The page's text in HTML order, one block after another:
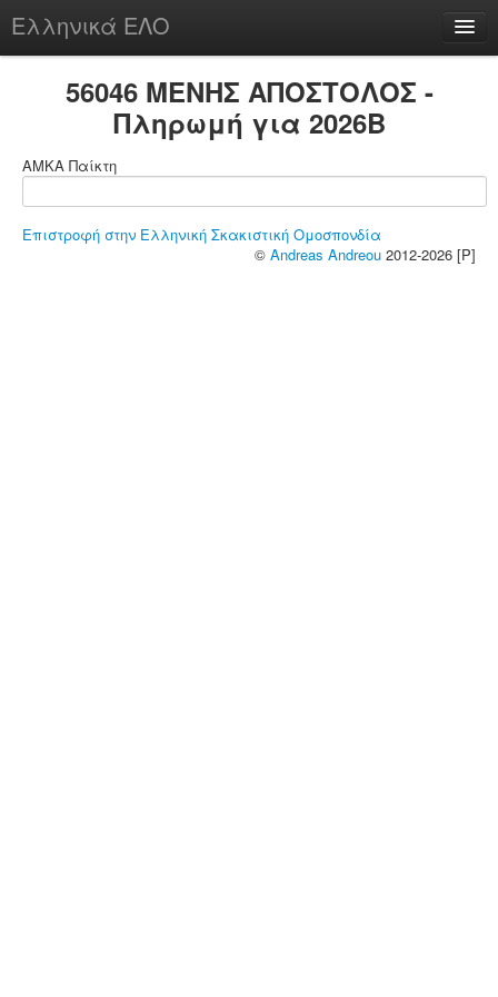
Ελληνικά ΕΛΟ
chesstu.be @ discord
56046 ΜΕΝΗΣ ΑΠΟΣΤΟΛΟΣ -
Πληρωμή για 2026B
ΑΜΚΑ Παίκτη
Επιστροφή στην Ελληνική Σκακιστική Ομοσπονδία
© Andreas Andreou 2012-2026 [P]